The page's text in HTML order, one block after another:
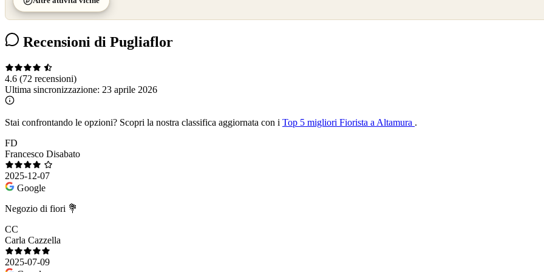
Recensioni di Pugliaflor
4.6 (72 recensioni)
Ultima sincronizzazione: 23 aprile 2026
Stai confrontando le opzioni? Scopri la nostra classifica aggiornata con i Top 5 migliori Fiorista a Altamura .
FD
Francesco Disabato
2025-12-07
Google
Negozio di fiori 💐
CC
Carla Cazzella
2025-07-09